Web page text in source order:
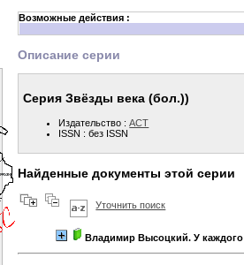
Возможные действия :
Описание серии
Серия Звёзды века (бол.))
Издательство :АСТ
ISSN : без ISSN
Найденные документы этой серии
Уточнить поиск
Владимир Высоцкий. У